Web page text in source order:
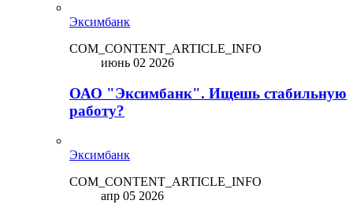
Эксимбанк
COM_CONTENT_ARTICLE_INFO
июнь 02 2026
ОАО "Эксимбанк". Ищешь стабильную
работу?
Эксимбанк
COM_CONTENT_ARTICLE_INFO
апр 05 2026